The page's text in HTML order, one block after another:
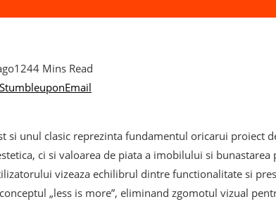
1244 Mins Read
StumbleuponEmail
si unul clasic reprezinta fundamentul oricarui proiect
ci si valoarea de piata a imobilului si bunastarea
vizeaza echilibrul dintre functionalitate si
„less is more”, eliminand zgomotul vizual